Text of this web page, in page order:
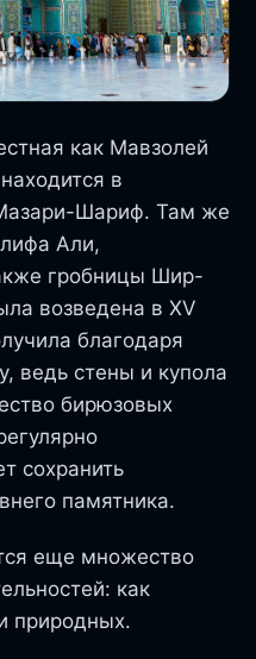
как Мавзолей
в
Шариф. Там же
Али,
гробницы Шир-
возведена в XV
благодаря
ведь стены и купола
бирюзовых
сохранить
памятника.
еще множество
как
природных.